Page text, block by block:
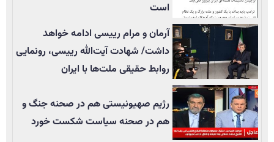
است
آرمان و مرام رییسی ادامه خواهد
داشت/ شهادت آیت‌الله رییسی، رونمایی
روابط حقیقی ملت‌ها با ایران
رژیم صهیونیستی هم در صحنه جنگ و
هم در صحنه سیاست شکست خورد